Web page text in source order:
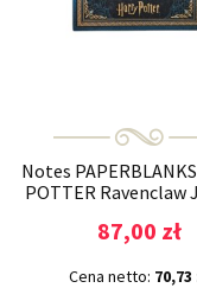
Notes
POTTER Ravenclaw
87,00 zł
Cena netto: 70,73